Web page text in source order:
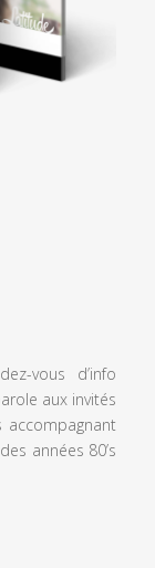
vous d’info
aux invités
accompagnant
années 80’s